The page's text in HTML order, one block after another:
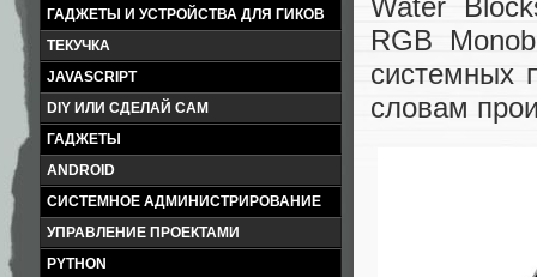
ГАДЖЕТЫ И УСТРОЙСТВА ДЛЯ ГИКОВ
ТЕКУЧКА
JAVASCRIPT
DIY ИЛИ СДЕЛАЙ САМ
ГАДЖЕТЫ
ANDROID
СИСТЕМНОЕ АДМИНИСТРИРОВАНИЕ
УПРАВЛЕНИЕ ПРОЕКТАМИ
PYTHON
Water
RGB
системных
словам